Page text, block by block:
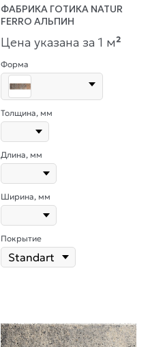
ФАБРИКА ГОТИКА NATUR
FERRO АЛЬПИН
Цена указана за 1 м²
Форма
Толщина, мм
Длина, мм
Ширина, мм
Покрытие